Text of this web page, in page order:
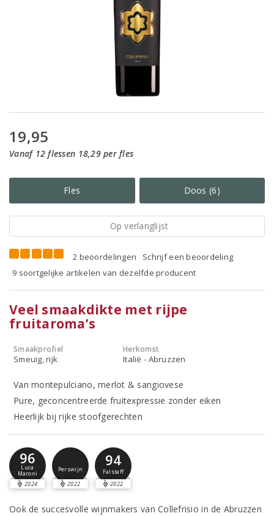
19,95
Vanaf 12 flessen 18,29 per fles
Fles Doos (6)
Op verlanglijst
2 beoordelingen
Schrijf een beoordeling
9 soortgelijke artikelen van dezelfde producent
Veel smaakdikte met rijpe
fruitaroma’s
Smaakprofiel
Smeuïg, rijk
Herkomst
Italië - Abruzzen
Van montepulciano, merlot & sangiovese
Pure, geconcentreerde fruitexpressie zonder eiken
Heerlijk bij rijke stoofgerechten
96
Luca
Maroni
2024
Perswijn
2022
94
Falstaff
2022
Ook de succesvolle wijnmakers van Collefrisio in de Abruzzen